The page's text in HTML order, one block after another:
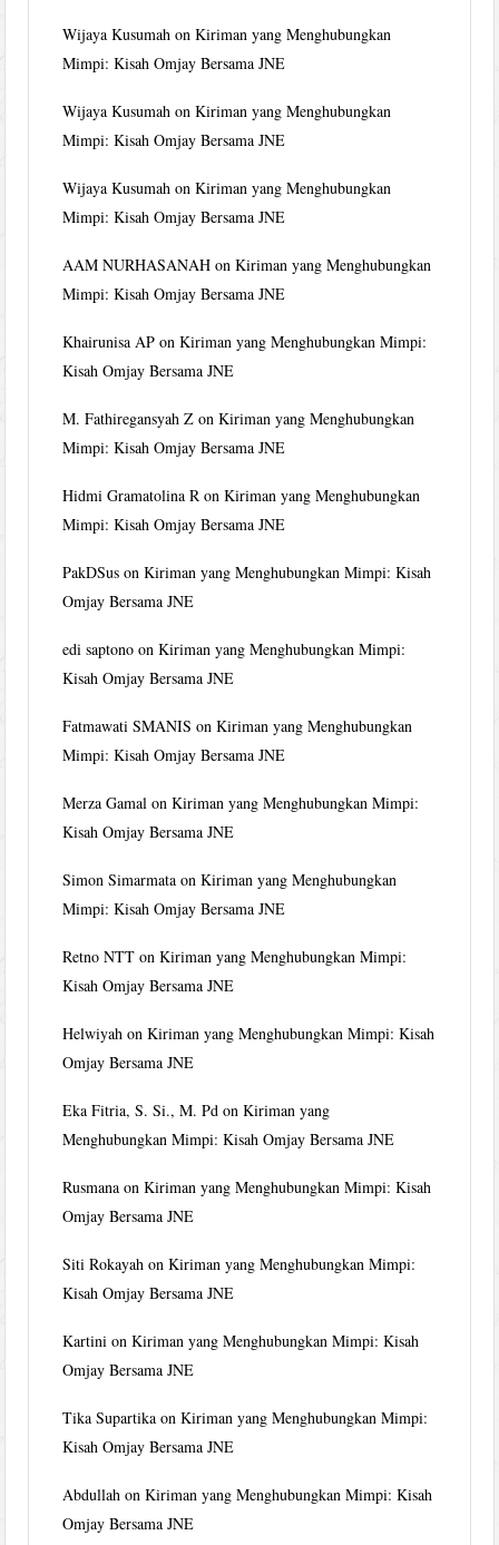
Wijaya Kusumah onKiriman yang Menghubungkan
Mimpi: Kisah Omjay Bersama JNE
Wijaya Kusumah onKiriman yang Menghubungkan
Mimpi: Kisah Omjay Bersama JNE
Wijaya Kusumah onKiriman yang Menghubungkan
Mimpi: Kisah Omjay Bersama JNE
AAM NURHASANAH onKiriman yang Menghubungkan
Mimpi: Kisah Omjay Bersama JNE
Khairunisa AP onKiriman yang Menghubungkan Mimpi:
Kisah Omjay Bersama JNE
M. Fathiregansyah Z onKiriman yang Menghubungkan
Mimpi: Kisah Omjay Bersama JNE
Hidmi Gramatolina R onKiriman yang Menghubungkan
Mimpi: Kisah Omjay Bersama JNE
PakDSus onKiriman yang Menghubungkan Mimpi: Kisah
Omjay Bersama JNE
edi saptono onKiriman yang Menghubungkan Mimpi:
Kisah Omjay Bersama JNE
Fatmawati SMANIS onKiriman yang Menghubungkan
Mimpi: Kisah Omjay Bersama JNE
Merza Gamal onKiriman yang Menghubungkan Mimpi:
Kisah Omjay Bersama JNE
Simon Simarmata onKiriman yang Menghubungkan
Mimpi: Kisah Omjay Bersama JNE
Retno NTT onKiriman yang Menghubungkan Mimpi:
Kisah Omjay Bersama JNE
Helwiyah onKiriman yang Menghubungkan Mimpi: Kisah
Omjay Bersama JNE
Eka Fitria, S. Si., M. Pd onKiriman yang
Menghubungkan Mimpi: Kisah Omjay Bersama JNE
Rusmana onKiriman yang Menghubungkan Mimpi: Kisah
Omjay Bersama JNE
Siti Rokayah onKiriman yang Menghubungkan Mimpi:
Kisah Omjay Bersama JNE
Kartini onKiriman yang Menghubungkan Mimpi: Kisah
Omjay Bersama JNE
Tika Supartika onKiriman yang Menghubungkan Mimpi:
Kisah Omjay Bersama JNE
Abdullah onKiriman yang Menghubungkan Mimpi: Kisah
Omjay Bersama JNE